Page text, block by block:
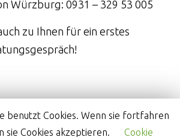
Würzburg: 0931 – 329 53 005
zu Ihnen für ein erstes
benutzt Cookies. Wenn sie fortfahren
sie Cookies akzeptieren.
Cookie